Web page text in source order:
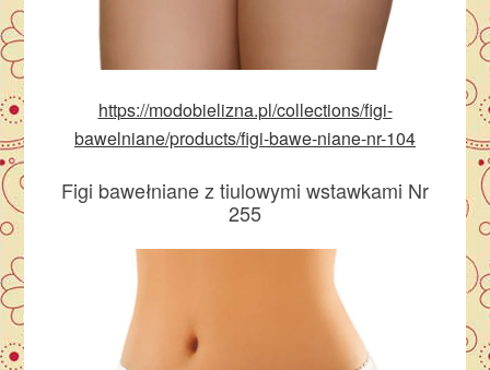
https://modobielizna.pl/collections/figi-
bawelniane/products/figi-bawe-niane-nr-104
Figi bawełniane z tiulowymi wstawkami Nr
255